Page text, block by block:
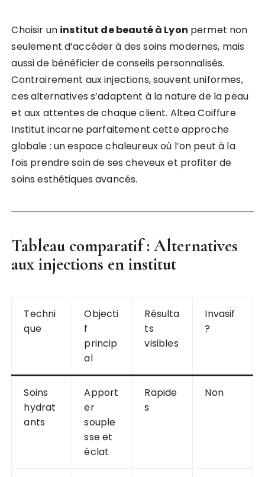
Choisir un institut de beauté à Lyon permet non
seulement d’accéder à des soins modernes, mais
aussi de bénéficier de conseils personnalisés.
Contrairement aux injections, souvent uniformes,
ces alternatives s’adaptent à la nature de la peau
et aux attentes de chaque client. Altea Coiffure
Institut incarne parfaitement cette approche
globale : un espace chaleureux où l’on peut à la
fois prendre soin de ses cheveux et profiter de
soins esthétiques avancés.
Tableau comparatif : Alternatives
aux injections en institut
Techni
que
Objecti
f
princip
al
Résulta
ts
visibles
Invasif
?
Soins
hydrat
ants
Apport
er
souple
sse et
éclat
Rapide
s
Non